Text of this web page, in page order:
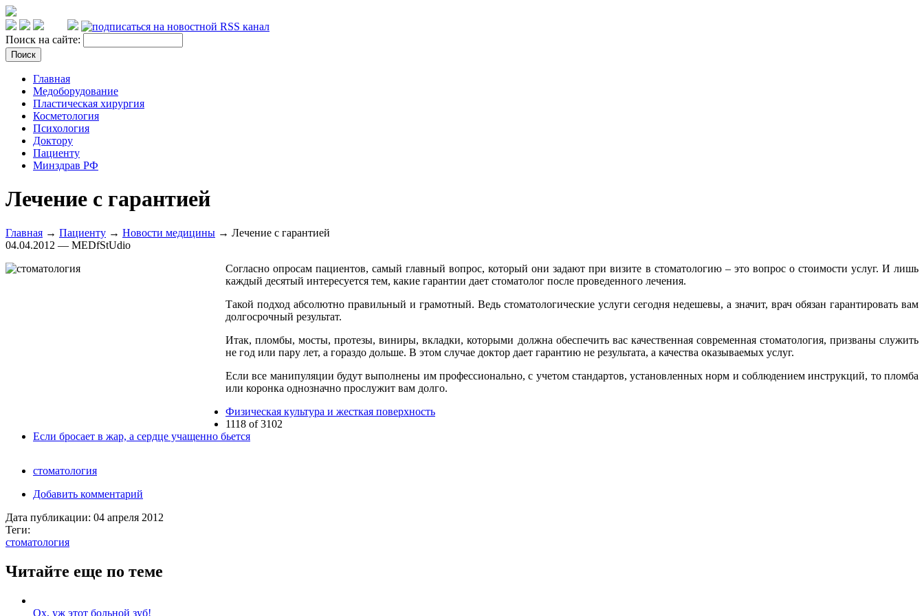
Поиск на сайте:
Главная
Медоборудование
Пластическая хирургия
Косметология
Психология
Доктору
Пациенту
Минздрав РФ
Лечение с гарантией
Главная → Пациенту → Новости медицины → Лечение с гарантией
04.04.2012 — MEDfStUdio
Согласно опросам пациентов, самый главный вопрос, который они задают при визите в стоматологию – это вопрос о стоимости услуг. И лишь
каждый десятый интересуется тем, какие гарантии дает стоматолог после проведенного лечения.
Такой подход абсолютно правильный и грамотный. Ведь стоматологические услуги сегодня недешевы, а значит, врач обязан гарантировать вам
долгосрочный результат.
Итак, пломбы, мосты, протезы, виниры, вкладки, которыми должна обеспечить вас качественная современная стоматология, призваны служить
не год или пару лет, а гораздо дольше. В этом случае доктор дает гарантию не результата, а качества оказываемых услуг.
Если все манипуляции будут выполнены им профессионально, с учетом стандартов, установленных норм и соблюдением инструкций, то пломба
или коронка однозначно прослужит вам долго.
Физическая культура и жесткая поверхность
1118 of 3102
Если бросает в жар, а сердце учащенно бьется
стоматология
Добавить комментарий
Дата публикации: 04 апреля 2012
Теги:
стоматология
Читайте еще по теме
Ох, уж этот больной зуб!